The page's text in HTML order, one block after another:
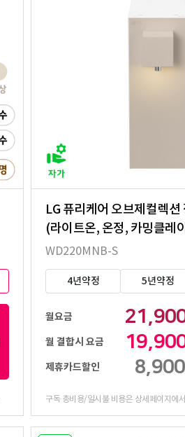
LG 퓨리케어 오브제컬렉션
(라이트온, 온정, 카밍클레
WD220MNB-S
4년약정 5년약정
월요금
월 결합시 요금
제휴카드할인
8,900
구독 총비용/일시불 비용은 상세페이지에